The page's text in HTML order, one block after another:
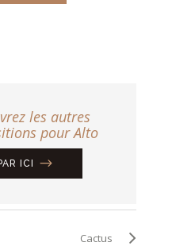
les autres
pour Alto
ICI
Cactus